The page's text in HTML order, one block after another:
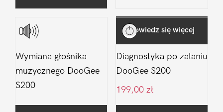
Dowiedz się więcej
Wymiana głośnika
muzycznego DooGee
S200
Diagnostyka po zalaniu
DooGee S200
199,00 zł